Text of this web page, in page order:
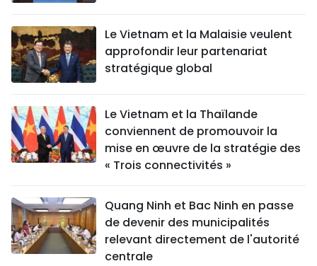
Le Vietnam et la Malaisie veulent
approfondir leur partenariat
stratégique global
Le Vietnam et la Thaïlande
conviennent de promouvoir la
mise en œuvre de la stratégie des
« Trois connectivités »
Quang Ninh et Bac Ninh en passe
de devenir des municipalités
relevant directement de l'autorité
centrale